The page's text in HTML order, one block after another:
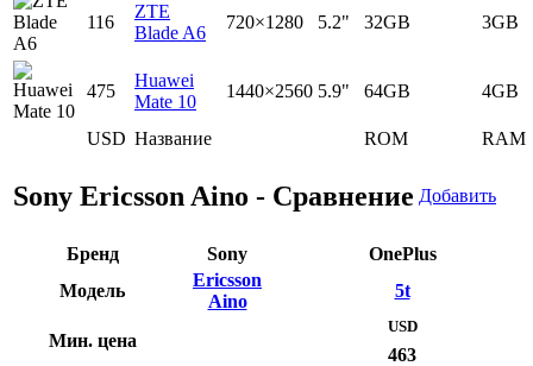
USD Название ROM RAM
116
ZTE
Blade A6
720×1280 5.2" 32GB 3GB
475
Huawei
Mate 10
1440×2560 5.9" 64GB 4GB
Sony Ericsson Aino - Сравнение Добавить
Бренд Sony
OnePlus
Модель
Ericsson
Aino
5t
Мин. цена
USD
463